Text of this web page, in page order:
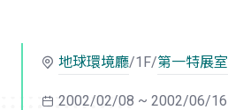
地球環境廳/1F/第一特展室
2002/02/08 ~ 2002/06/16